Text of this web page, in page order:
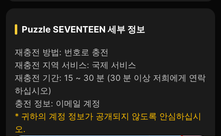
Puzzle SEVENTEEN 세부 정보
재충전 방법: 번호로 충전
재충전 지역 서비스: 국제 서비스
재충전 기간: 15 ~ 30 분 (30 분 이상 저희에게 연락
하십시오)
충전 정보: 이메일 계정
* 귀하의 계정 정보가 공개되지 않도록 안심하십시
오.